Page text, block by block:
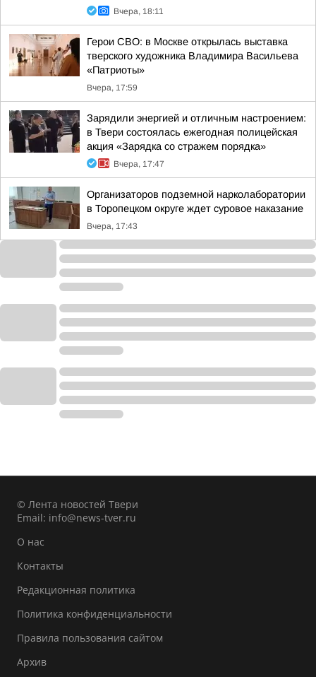
Вчера, 18:11
Герои СВО: в Москве открылась выставка
тверского художника Владимира Васильева
«Патриоты»
Вчера, 17:59
Зарядили энергией и отличным настроением:
в Твери состоялась ежегодная полицейская
акция «Зарядка со стражем порядка»
Вчера, 17:47
Организаторов подземной нарколаборатории
в Торопецком округе ждет суровое наказание
Вчера, 17:43
© Лента новостей Твери
Email: info@news-tver.ru
О нас
Контакты
Редакционная политика
Политика конфиденциальности
Правила пользования сайтом
Архив